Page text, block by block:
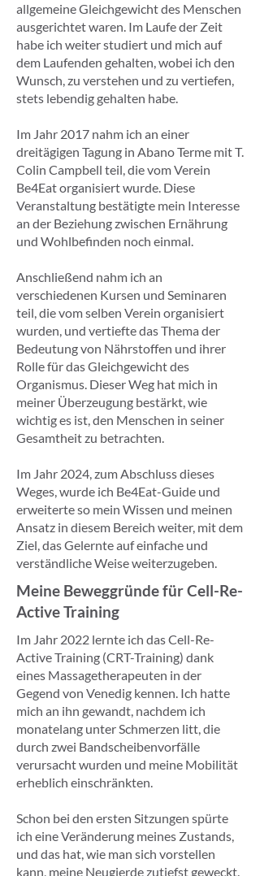
allgemeine Gleichgewicht des Menschen
ausgerichtet waren. Im Laufe der Zeit
habe ich weiter studiert und mich auf
dem Laufenden gehalten, wobei ich den
Wunsch, zu verstehen und zu vertiefen,
stets lebendig gehalten habe.
Im Jahr 2017 nahm ich an einer
dreitägigen Tagung in Abano Terme mit T.
Colin Campbell teil, die vom Verein
Be4Eat organisiert wurde. Diese
Veranstaltung bestätigte mein Interesse
an der Beziehung zwischen Ernährung
und Wohlbefinden noch einmal.
Anschließend nahm ich an
verschiedenen Kursen und Seminaren
teil, die vom selben Verein organisiert
wurden, und vertiefte das Thema der
Bedeutung von Nährstoffen und ihrer
Rolle für das Gleichgewicht des
Organismus. Dieser Weg hat mich in
meiner Überzeugung bestärkt, wie
wichtig es ist, den Menschen in seiner
Gesamtheit zu betrachten.
Im Jahr 2024, zum Abschluss dieses
Weges, wurde ich Be4Eat-Guide und
erweiterte so mein Wissen und meinen
Ansatz in diesem Bereich weiter, mit dem
Ziel, das Gelernte auf einfache und
verständliche Weise weiterzugeben.
Meine Beweggründe für Cell-Re-
Active Training
Im Jahr 2022 lernte ich das Cell-Re-
Active Training (CRT-Training) dank
eines Massagetherapeuten in der
Gegend von Venedig kennen. Ich hatte
mich an ihn gewandt, nachdem ich
monatelang unter Schmerzen litt, die
durch zwei Bandscheibenvorfälle
verursacht wurden und meine Mobilität
erheblich einschränkten.
Schon bei den ersten Sitzungen spürte
ich eine Veränderung meines Zustands,
und das hat, wie man sich vorstellen
kann, meine Neugierde zutiefst geweckt.